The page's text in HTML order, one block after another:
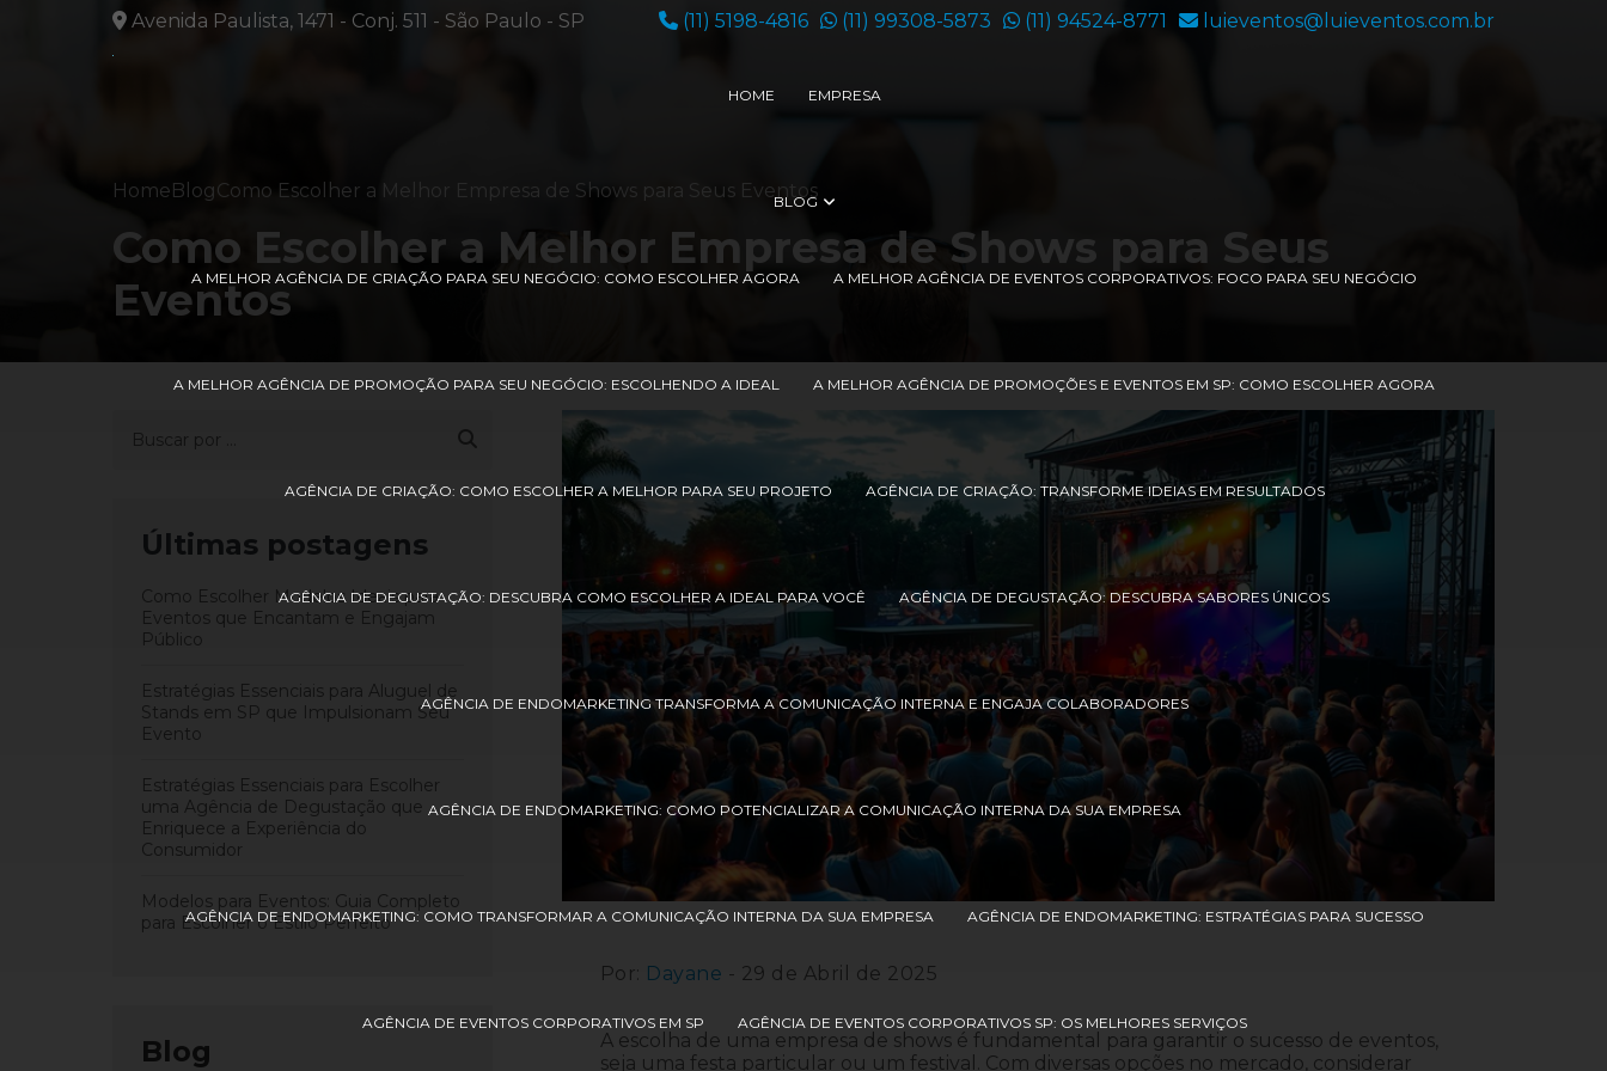
Avenida Paulista, 1471 - Conj. 511 - São Paulo - SP (11) 5198-4816 (11) 99308-5873 (11) 94524-8771 luieventos@luieventos.com.br
HOME EMPRESA
BLOG
A MELHOR AGÊNCIA DE CRIAÇÃO PARA SEU NEGÓCIO: COMO ESCOLHER AGORA A MELHOR AGÊNCIA DE EVENTOS CORPORATIVOS: FOCO PARA SEU NEGÓCIO
A MELHOR AGÊNCIA DE PROMOÇÃO PARA SEU NEGÓCIO: ESCOLHENDO A IDEAL A MELHOR AGÊNCIA DE PROMOÇÕES E EVENTOS EM SP: COMO ESCOLHER AGORA
AGÊNCIA DE CRIAÇÃO: COMO ESCOLHER A MELHOR PARA SEU PROJETO AGÊNCIA DE CRIAÇÃO: TRANSFORME IDEIAS EM RESULTADOS
AGÊNCIA DE DEGUSTAÇÃO: DESCUBRA COMO ESCOLHER A IDEAL PARA VOCÊ AGÊNCIA DE DEGUSTAÇÃO: DESCUBRA SABORES ÚNICOS
AGÊNCIA DE ENDOMARKETING TRANSFORMA A COMUNICAÇÃO INTERNA E ENGAJA COLABORADORES
AGÊNCIA DE ENDOMARKETING: COMO POTENCIALIZAR A COMUNICAÇÃO INTERNA DA SUA EMPRESA
AGÊNCIA DE ENDOMARKETING: COMO TRANSFORMAR A COMUNICAÇÃO INTERNA DA SUA EMPRESA AGÊNCIA DE ENDOMARKETING: ESTRATÉGIAS PARA SUCESSO
AGÊNCIA DE EVENTOS CORPORATIVOS EM SP AGÊNCIA DE EVENTOS CORPORATIVOS SP: OS MELHORES SERVIÇOS
HomeBlogComo Escolher a Melhor Empresa de Shows para Seus Eventos
Como Escolher a Melhor Empresa de Shows para Seus
Eventos
Últimas postagens
Como Escolher Modelos Ideais para
Eventos que Encantam e Engajam
Público
Estratégias Essenciais para Aluguel de
Stands em SP que Impulsionam Seu
Evento
Estratégias Essenciais para Escolher
uma Agência de Degustação que
Enriquece a Experiência do
Consumidor
Modelos para Eventos: Guia Completo
para Escolher o Estilo Perfeito
Blog
Por: Dayane - 29 de Abril de 2025
A escolha de uma empresa de shows é fundamental para garantir o sucesso de eventos,
seja uma festa particular ou um festival. Com diversas opções no mercado, considerar